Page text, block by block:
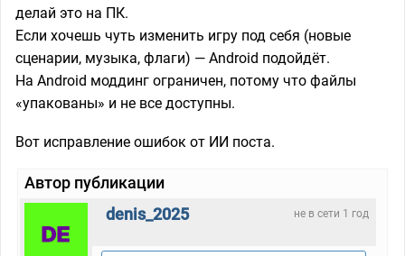
делай это на ПК.
Если хочешь чуть изменить игру под себя (новые
сценарии, музыка, флаги) — Android подойдёт.
На Android моддинг ограничен, потому что файлы
«упакованы» и не все доступны.
Вот исправление ошибок от ИИ поста.
Автор публикации
не в сети 1 год
denis_2025